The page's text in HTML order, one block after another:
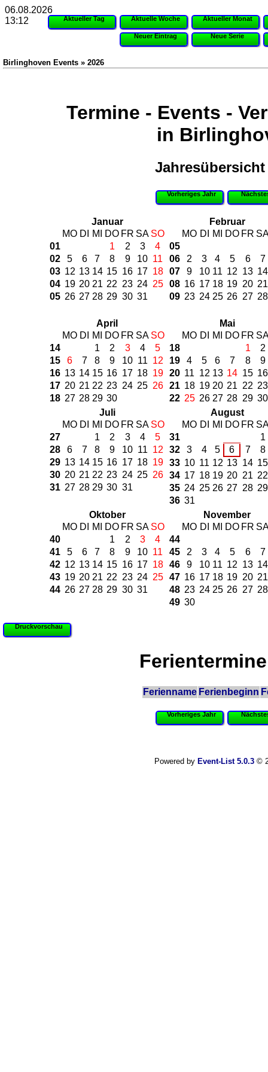
Aktueller Tag Aktuelle Woche Aktueller Monat
Neuer Eintrag Neue Serie
Birlinghoven Events » 2026
Termine - Events -
in
Jahresübersicht
Vorheriges Jahr
Januar
MO DI MI DO FR SA SO
01
1 2 3
4
02
5 6 7 8 9 10 11
03 12 13 14 15 16 17 18
04 19 20 21 22 23 24 25
05 26 27 28 29 30 31
Februar
MO DI MI DO FR
05
06
2 3 4 5 6
7
07
9 10 11 12 13 14
08 16 17 18 19 20 21
09 23 24 25 26 27 28
April
MO DI MI DO FR SA SO
14
1 2 3 4
5
15
6 7 8 9 10 11 12
16 13 14 15 16 17 18 19
17 20 21 22 23 24 25 26
18 27 28 29 30
Mai
MO DI MI DO FR
18
1
2
19
4 5 6 7 8
9
20 11 12 13 14 15 16
21 18 19 20 21 22 23
22 25 26 27 28 29 30
Juli
MO DI MI DO FR SA SO
27
1 2 3 4
5
28
6 7 8 9 10 11 12
29 13 14 15 16 17 18 19
30 20 21 22 23 24 25 26
31 27 28 29 30 31
August
MO DI MI DO FR
31
1
32
3 4 5 6 7
8
33 10 11 12 13 14 15
34 17 18 19 20 21 22
35 24 25 26 27 28 29
36 31
Oktober
MO DI MI DO FR SA SO
40
1 2 3
4
41
5 6 7 8 9 10 11
42 12 13 14 15 16 17 18
43 19 20 21 22 23 24 25
44 26 27 28 29 30 31
November
MO DI MI DO FR
44
45
2 3 4 5 6
7
46
9 10 11 12 13 14
47 16 17 18 19 20 21
48 23 24 25 26 27 28
49 30
Druckvorschau
Ferienname Ferienbeginn
Vorheriges Jahr
Powered by Event-List 5.0.3©
06.08.2026
13:12